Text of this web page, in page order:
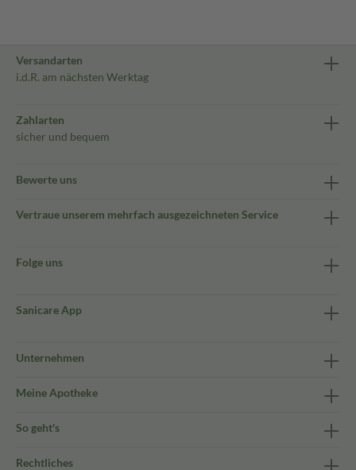
Versandarten
i.d.R. am nächsten Werktag
Zahlarten
sicher und bequem
Bewerte uns
Vertraue unserem mehrfach ausgezeichneten Service
Folge uns
Sanicare App
Unternehmen
Meine Apotheke
So geht's
Rechtliches